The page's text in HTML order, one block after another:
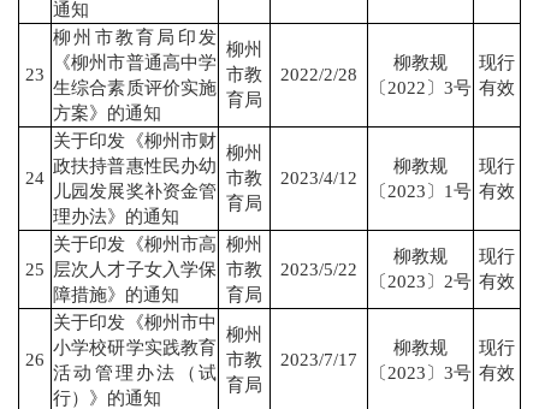
通知
23
柳州市教育局印发
《柳州市普通高中学
生综合素质评价实施
方案》的通知
柳州
市教
育局
2022/2/28
柳教规
〔2022〕3号
现行
有效
24
关于印发《柳州市财
政扶持普惠性民办幼
儿园发展奖补资金管
理办法》的通知
柳州
市教
育局
2023/4/12
柳教规
〔2023〕1号
现行
有效
25
关于印发《柳州市高
层次人才子女入学保
障措施》的通知
柳州
市教
育局
2023/5/22
柳教规
〔2023〕2号
现行
有效
26
关于印发《柳州市中
小学校研学实践教育
活动管理办法（试
行）》的通知
柳州
市教
育局
2023/7/17
柳教规
〔2023〕3号
现行
有效